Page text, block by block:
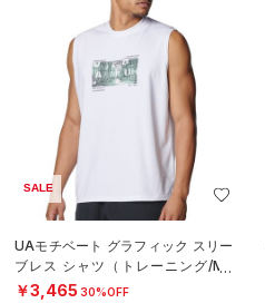
SALE
UAモチベート グラフィック スリー
ブレス シャツ（トレーニング/ME
N）
￥3,465 30%OFF